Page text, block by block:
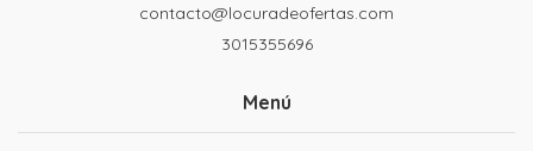
contacto@locuradeofertas.com
3015355696
Menú